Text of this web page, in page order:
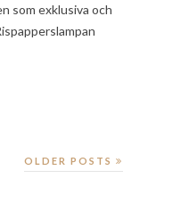
som exklusiva och
OLDER POSTS